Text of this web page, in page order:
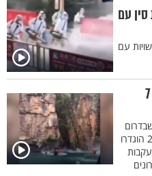
עם
עם
אסון בברזיל: צוק קרס לתוך אגם, 7
ברזיל. 7 בני אדם נהרגו, 32 נפצעו וכ-20 הוגדרו